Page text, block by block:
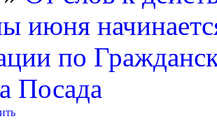
июня
по
Посада